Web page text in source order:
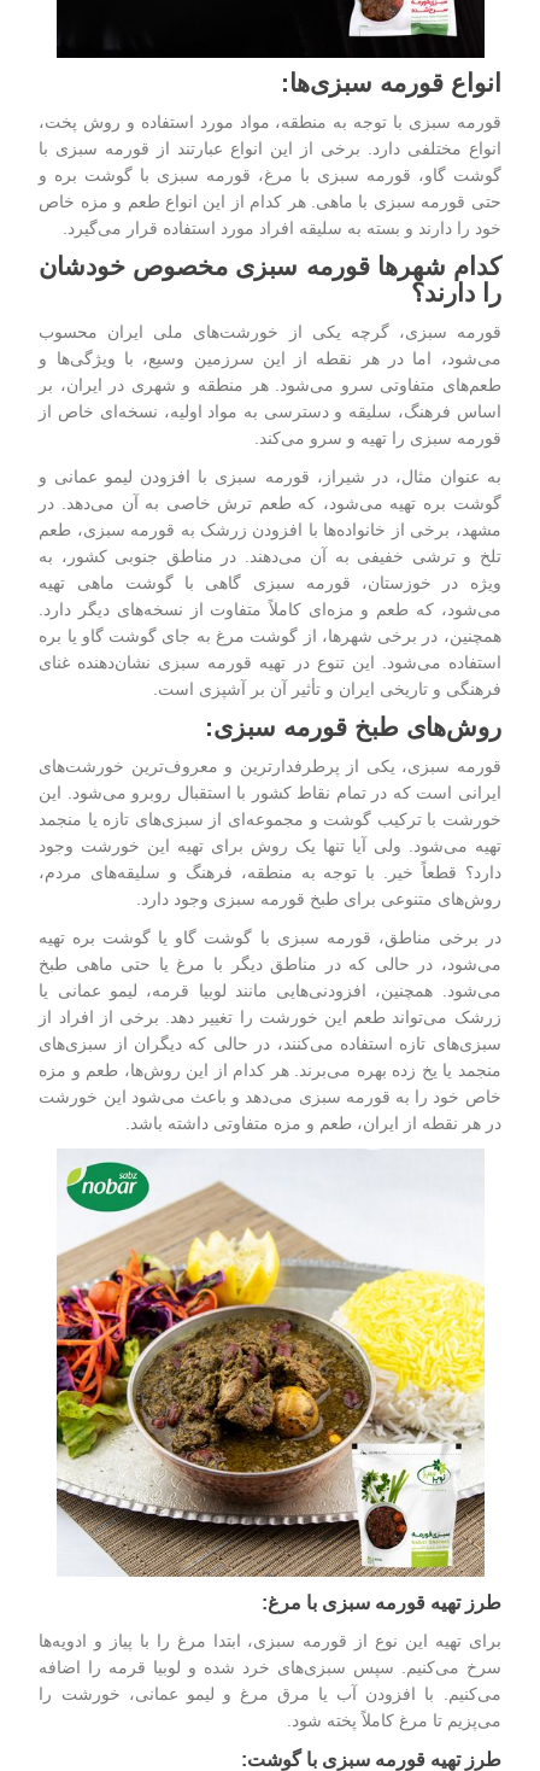
انواع قورمه سبزی‌ها:
قورمه سبزی با توجه به منطقه، مواد مورد استفاده و روش پخت،
انواع مختلفی دارد. برخی از این انواع عبارتند از قورمه سبزی با
گوشت گاو، قورمه سبزی با مرغ، قورمه سبزی با گوشت بره و
حتی قورمه سبزی با ماهی. هر کدام از این انواع طعم و مزه خاص
خود را دارند و بسته به سلیقه افراد مورد استفاده قرار می‌گیرد.
کدام شهر‌ها قورمه سبزی مخصوص خودشان
را دارند؟
قورمه سبزی، گرچه یکی از خورشت‌های ملی ایران محسوب
می‌شود، اما در هر نقطه از این سرزمین وسیع، با ویژگی‌ها و
طعم‌های متفاوتی سرو می‌شود. هر منطقه و شهری در ایران، بر
اساس فرهنگ، سلیقه و دسترسی به مواد اولیه، نسخه‌ای خاص از
قورمه سبزی را تهیه و سرو می‌کند.
به عنوان مثال، در شیراز، قورمه سبزی با افزودن لیمو عمانی و
گوشت بره تهیه می‌شود، که طعم ترش خاصی به آن می‌دهد. در
مشهد، برخی از خانواده‌ها با افزودن زرشک به قورمه سبزی، طعم
تلخ و ترشی خفیفی به آن می‌دهند. در مناطق جنوبی کشور، به
ویژه در خوزستان، قورمه سبزی گاهی با گوشت ماهی تهیه
می‌شود، که طعم و مزه‌ای کاملاً متفاوت از نسخه‌های دیگر دارد.
همچنین، در برخی شهرها، از گوشت مرغ به جای گوشت گاو یا بره
استفاده می‌شود. این تنوع در تهیه قورمه سبزی نشان‌دهنده غنای
فرهنگی و تاریخی ایران و تأثیر آن بر آشپزی است.
روش‌های طبخ قورمه سبزی:
قورمه سبزی، یکی از پرطرفدارترین و معروف‌ترین خورشت‌های
ایرانی است که در تمام نقاط کشور با استقبال روبرو می‌شود. این
خورشت با ترکیب گوشت و مجموعه‌ای از سبزی‌های تازه یا منجمد
تهیه می‌شود. ولی آیا تنها یک روش برای تهیه این خورشت وجود
دارد؟ قطعاً خیر. با توجه به منطقه، فرهنگ و سلیقه‌های مردم،
روش‌های متنوعی برای طبخ قورمه سبزی وجود دارد.
در برخی مناطق، قورمه سبزی با گوشت گاو یا گوشت بره تهیه
می‌شود، در حالی که در مناطق دیگر با مرغ یا حتی ماهی طبخ
می‌شود. همچنین، افزودنی‌هایی مانند لوبیا قرمه، لیمو عمانی یا
زرشک می‌تواند طعم این خورشت را تغییر دهد. برخی از افراد از
سبزی‌های تازه استفاده می‌کنند، در حالی که دیگران از سبزی‌های
منجمد یا یخ زده بهره می‌برند. هر کدام از این روش‌ها، طعم و مزه
خاص خود را به قورمه سبزی می‌دهد و باعث می‌شود این خورشت
در هر نقطه از ایران، طعم و مزه متفاوتی داشته باشد.
طرز تهیه قورمه سبزی با مرغ:
برای تهیه این نوع از قورمه سبزی، ابتدا مرغ را با پیاز و ادویه‌ها
سرخ می‌کنیم. سپس سبزی‌های خرد شده و لوبیا قرمه را اضافه
می‌کنیم. با افزودن آب یا مرق مرغ و لیمو عمانی، خورشت را
می‌پزیم تا مرغ کاملاً پخته شود.
طرز تهیه قورمه سبزی با گوشت: